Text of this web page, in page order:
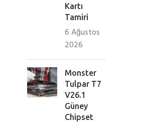
Kartı
Tamiri
6 Ağustos
2026
Monster
Tulpar T7
V26.1
Güney
Chipset